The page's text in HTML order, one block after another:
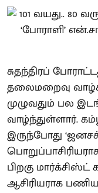
சுதந்திரப்
தலைமறைவு
முழுவதும் பல
வாழ்ந்துள்ளார்.
இருந்போது
பிறகு மார்க்சிஸ்ட்
ஆசிரியராக